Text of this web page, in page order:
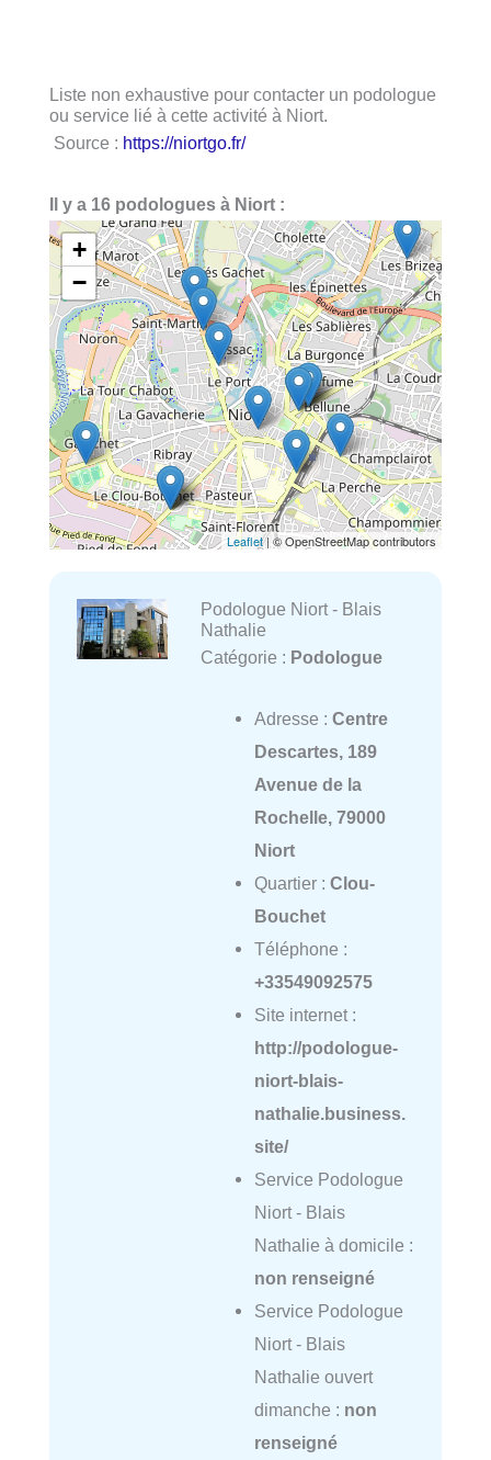
Liste non exhaustive pour contacter un podologue
ou service lié à cette activité à Niort.
Source : https://niortgo.fr/
Il y a 16 podologues à Niort :
+
−
Leaflet| © OpenStreetMap contributors
Podologue Niort - Blais
Nathalie
Catégorie : Podologue
Adresse : Centre
Descartes, 189
Avenue de la
Rochelle, 79000
Niort
Quartier : Clou-
Bouchet
Téléphone :
+33549092575
Site internet :
http://podologue-
niort-blais-
nathalie.business.
site/
Service Podologue
Niort - Blais
Nathalie à domicile :
non renseigné
Service Podologue
Niort - Blais
Nathalie ouvert
dimanche : non
renseigné